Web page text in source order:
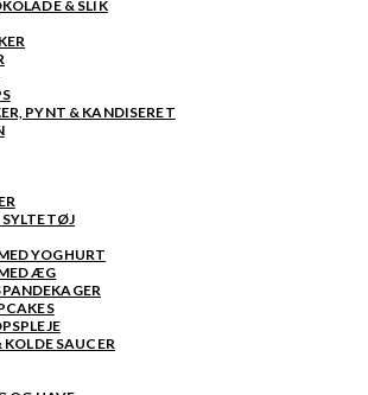
& SLIK
PYNT & KANDISERET
SYLTETØJ
YOGHURT
ÆG
KOLDE SAUCER